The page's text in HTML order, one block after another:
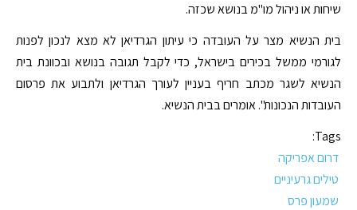
שיחות או ניהול מו"מ בנושא שכזה.
בית הנשיא מצר על העובדה כי עיתון הגרדיאן לא מצא לנכון לפנות
לגורמי ממשל בכירים בישראל, כדי לקבל תגובה בנושא ובכוונת בית
הנשיא לשגר מכתב חריף בעניין לעורך הגרדיאן ולתבוע את פרסום
העובדות הנכונות". אומרים בבית הנשיא.
Tags:
דרום אפריקה
טילים גרעיניים
שמעון פרס